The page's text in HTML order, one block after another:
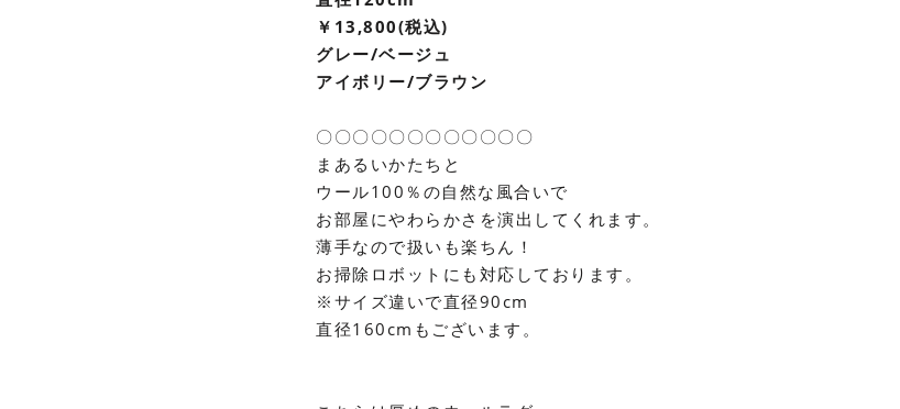
￥13,800(税込)
グレー/ベージュ
アイボリー/ブラウン
〇〇〇〇〇〇〇〇〇〇〇〇
まあるいかたちと
ウール100％の自然な風合いで
お部屋にやわらかさを演出してくれます。
薄手なので扱いも楽ちん！
お掃除ロボットにも対応しております。
※サイズ違いで直径90cm
直径160cmもございます。